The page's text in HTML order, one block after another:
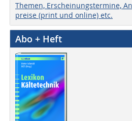
Themen, Erscheinungstermine,
preise (print und online) etc.
Abo + Heft